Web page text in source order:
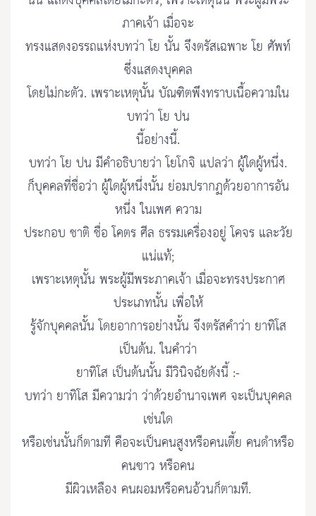
ภาคเจ้า เมื่อจะ
ทรงแสดงอรรถแห่งบทว่า โย นั้น จึงตรัสเฉพาะ โย ศัพท์
ซึ่งแสดงบุคคล
โดยไม่กะตัว. เพราะเหตุนั้น บัณฑิตพึงทราบเนื้อความใน
บทว่า โย ปน
นี้อย่างนี้.
บทว่า โย ปน มีคำอธิบายว่า โยโกจิ แปลว่า ผู้ใดผู้หนึ่ง.
ก็บุคคลที่ชื่อว่า ผู้ใดผู้หนึ่งนั้น ย่อมปรากฏด้วยอาการอัน
หนึ่ง ในเพศ ความ
ประกอบ ชาติ ชื่อ โคตร ศีล ธรรมเครื่องอยู่ โคจร และวัย
แน่แท้;
เพราะเหตุนั้น พระผู้มีพระภาคเจ้า เมื่อจะทรงประกาศ
ประเภทนั้น เพื่อให้
รู้จักบุคคลนั้น โดยอาการอย่างนั้น จึงตรัสคำว่า ยาทิโส
เป็นต้น. ในคำว่า
ยาทิโส เป็นต้นนั้น มีวินิจฉัยดังนี้ :-
บทว่า ยาทิโส มีความว่า ว่าด้วยอำนาจเพศ จะเป็นบุคคล
เช่นใด
หรือเช่นนั้นก็ตามที คือจะเป็นคนสูงหรือคนเตี้ย คนดำหรือ
คนขาว หรือคน
มีผิวเหลือง คนผอมหรือคนอ้วนก็ตามที.